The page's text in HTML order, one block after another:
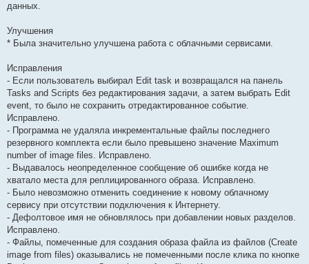
данных.
Улучшения
* Была значительно улучшена работа с облачными сервисами.
Исправления
- Если пользователь выбирал Edit task и возвращался на панель
Tasks and Scripts без редактирования задачи, а затем выбрать Edit
event, то было не сохранить отредактированное событие.
Исправлено.
- Программа не удаляла инкрементальные файлы последнего
резервного комплекта если было превышено значение Maximum
number of image files. Исправлено.
- Выдавалось неопределенное сообщение об ошибке когда не
хватало места для реплицированного образа. Исправлено.
- Было невозможно отменить соединение к новому облачному
сервису при отсутствии подключения к Интернету.
- Дефолтовое имя не обновлялось при добавлении новых разделов.
Исправлено.
- Файлы, помеченные для создания образа файла из файлов (Create
image from files) оказывались не помеченными после клика по кнопке